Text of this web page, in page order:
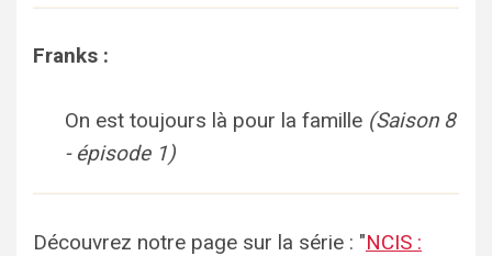
Franks :
On est toujours là pour la famille (Saison 8
- épisode 1)
Découvrez notre page sur la série : "NCIS :